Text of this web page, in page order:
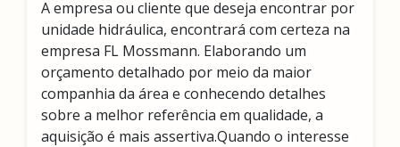
A empresa ou cliente que deseja encontrar por
unidade hidráulica, encontrará com certeza na
empresa FL Mossmann. Elaborando um
orçamento detalhado por meio da maior
companhia da área e conhecendo detalhes
sobre a melhor referência em qualidade, a
aquisição é mais assertiva.Quando o interesse